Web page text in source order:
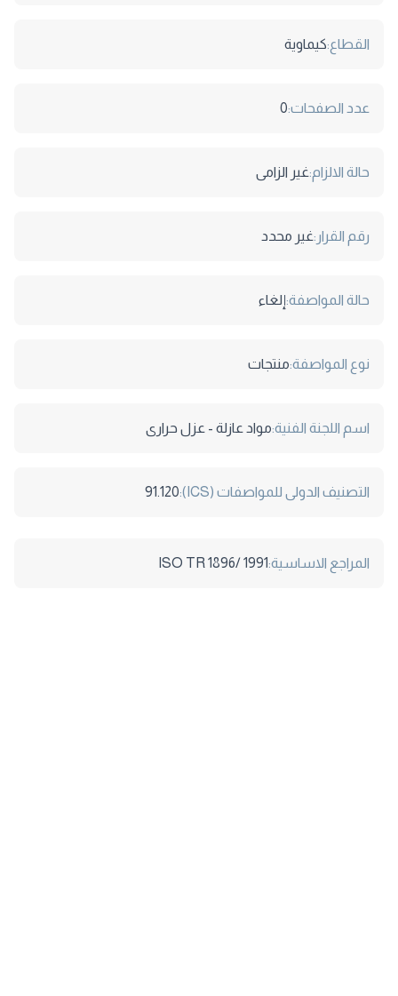
القطاع:كيماوية
عدد الصفحات:0
حالة الالزام:غير الزامى
رقم القرار:غير محدد
حالة المواصفة:إلغاء
نوع المواصفة:منتجات
اسم اللجنة الفنية:مواد عازلة - عزل حرارى
التصنيف الدولى للمواصفات (ICS): 91.120
المراجع الاساسية:ISO TR 1896/ 1991